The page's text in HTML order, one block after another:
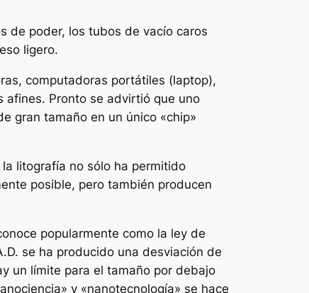
de poder, los tubos de vacío caros
ligero.
computadoras portátiles (laptop),
afines. Pronto se advirtió que uno
gran tamaño en un único «chip»
litografía no sólo ha permitido
posible, pero también producen
popularmente como la ley de
se ha producido una desviación de
un límite para el tamaño por debajo
y «nanotecnología» se hace